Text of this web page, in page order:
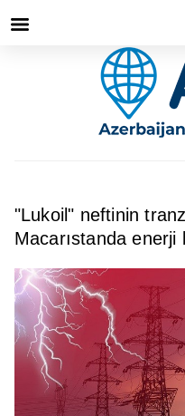
"Lukoil" neftinin
Macarıstanda enerji